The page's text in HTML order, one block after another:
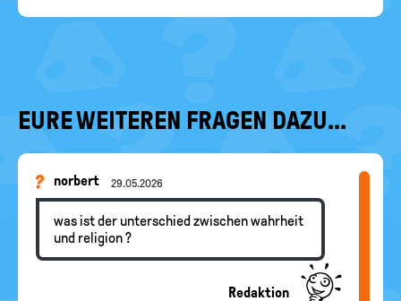
EURE WEITEREN FRAGEN DAZU...
norbert 29.05.2026
was ist der unterschied zwischen wahrheit
und religion ?
Redaktion